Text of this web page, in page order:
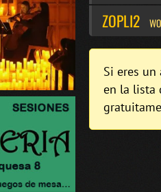
ZOPLI2
Si eres
en la lista